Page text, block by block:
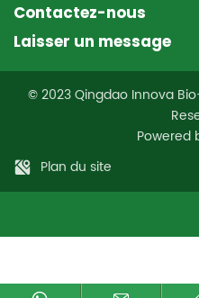
Contactez-nous
Laisser un message
© 2023 Qingdao Innova
Powered
Plan du site